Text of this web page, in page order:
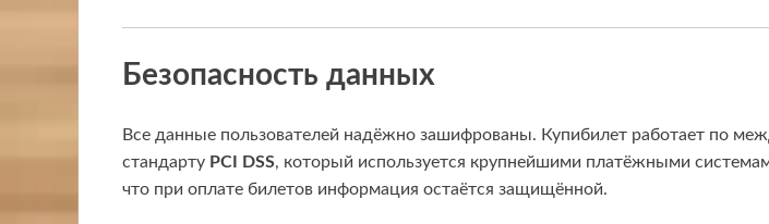
Безопасность данных
Все данные пользователей надёжно зашифрованы. Купибилет работает по
стандарту PCI DSS, который используется крупнейшими платёжными
что при оплате билетов информация остаётся защищённой.